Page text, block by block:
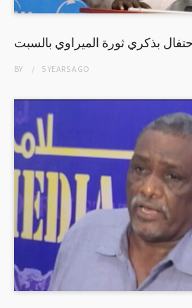
بذكري ثورة الميراوي بالسبت
BY 5 YEARSAGO